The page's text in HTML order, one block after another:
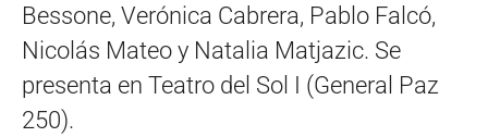
Bessone, Verónica Cabrera, Pablo Falcó,
Nicolás Mateo y Natalia Matjazic. Se
presenta en Teatro del Sol I (General Paz
250).